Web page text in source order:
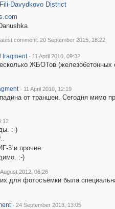
Fili-Davydkovo District
comment: 20 September 2015, 18:22
fragment · 11 April 2010, 09:32
ЖБОТов (железобетонных
· 11 April 2010, 12:19
от траншеи. Сегодня мимо
:-)
3 и прочие.
:-)
2012, 06:26
для фотосъёмки была
· 24 September 2013, 13:05